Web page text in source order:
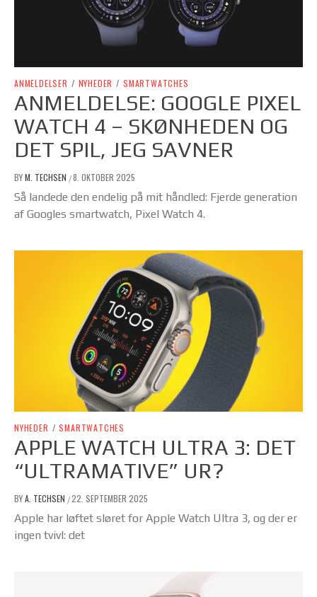
ANMELDELSER / NYHEDER / SMARTWATCHES
ANMELDELSE: GOOGLE PIXEL
WATCH 4 – SKØNHEDEN OG
DET SPIL, JEG SAVNER
BYM. TECHSEN /8. OKTOBER 2025
Så landede den endelig på mit håndled: Fjerde generation
af Googles smartwatch, Pixel Watch 4.
NYHEDER / SMARTWATCHES
APPLE WATCH ULTRA 3: DET
“ULTRAMATIVE” UR?
BYA. TECHSEN /22. SEPTEMBER 2025
Apple har løftet sløret for Apple Watch Ultra 3, og der er
ingen tvivl: det